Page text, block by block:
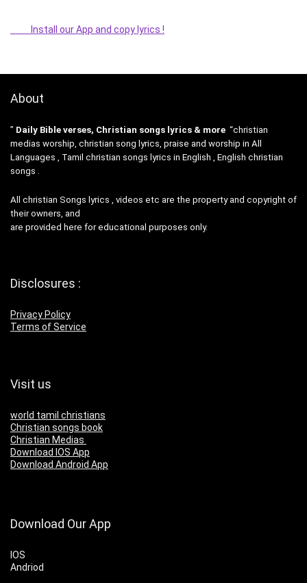
Install our App and copy lyrics !
About
” Daily Bible verses, Christian songs lyrics & more “christian
medias worship, christian song lyrics, praise and worship in All
Languages , Tamil christian songs lyrics in English , English christian
songs .
All christian Songs lyrics , videos etc are the property and copyright of
their owners, and
are provided here for educational purposes only.
Disclosures :
Privacy Policy
Terms of Service
Visit us
world tamil christians
Christian songs book
Christian Medias
Download IOS App
Download Android App
Download Our App
IOS
Andriod